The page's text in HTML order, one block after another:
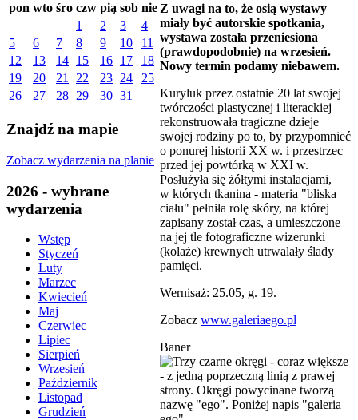
pon wto śro czw pią sob nie
1
2 3
4
5
6 7 8 9 10
11
12
13 14 15 16 17
18
19
20 21 22 23 24
25
26
27 28 29 30 31
Znajdź na mapie
Zobacz wydarzenia na planie
2026 - wybrane
wydarzenia
Wstęp
Styczeń
Luty
Marzec
Kwiecień
Maj
Czerwiec
Lipiec
Sierpień
Wrzesień
Październik
Listopad
Grudzień
Z uwagi na to, że osią wystawy
miały być autorskie spotkania,
wystawa została przeniesiona
(prawdopodobnie) na wrzesień.
Nowy termin podamy niebawem.
Kuryluk przez ostatnie 20 lat swojej
twórczości plastycznej i literackiej
rekonstruowała tragiczne dzieje
swojej rodziny po to, by przypomnieć
o ponurej historii XX w. i przestrzec
przed jej powtórką w XXI w.
Posłużyła się żółtymi instalacjami,
w których tkanina - materia "bliska
ciału" pełniła rolę skóry, na której
zapisany został czas, a umieszczone
na jej tle fotograficzne wizerunki
(kolaże) krewnych utrwalały ślady
pamięci.
Wernisaż: 25.05, g. 19.
Zobacz www.galeriaego.pl
Baner